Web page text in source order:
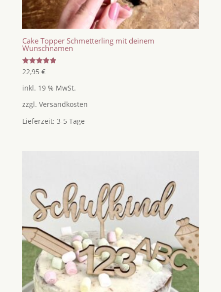
Cake Topper Schmetterling mit deinem
Wunschnamen
Bewertet
mit
von 5
22,95 €
inkl. 19 % MwSt.
zzgl. Versandkosten
Lieferzeit: 3-5 Tage